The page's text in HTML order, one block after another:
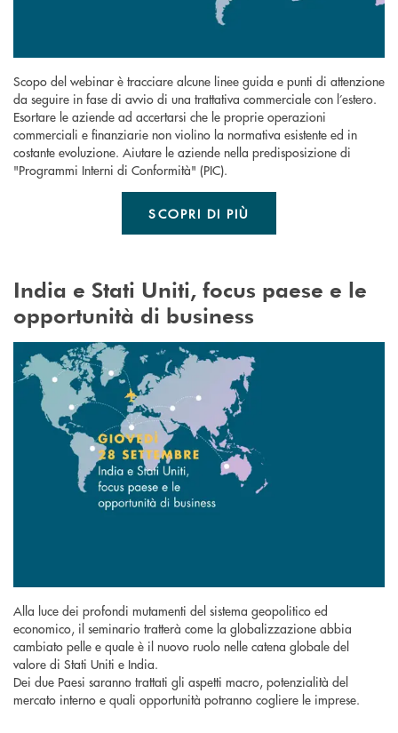
Scopo del webinar è tracciare alcune linee guida e punti di attenzione
da seguire in fase di avvio di una trattativa commerciale con l’estero.
Esortare le aziende ad accertarsi che le proprie operazioni
commerciali e finanziarie non violino la normativa esistente ed in
costante evoluzione. Aiutare le aziende nella predisposizione di
"Programmi Interni di Conformità" (PIC).
SCOPRI DI PIÙ
India e Stati Uniti, focus paese e le
opportunità di business
Alla luce dei profondi mutamenti del sistema geopolitico ed
economico, il seminario tratterà come la globalizzazione abbia
cambiato pelle e quale è il nuovo ruolo nelle catena globale del
valore di Stati Uniti e India.
Dei due Paesi saranno trattati gli aspetti macro, potenzialità del
mercato interno e quali opportunità potranno cogliere le imprese.